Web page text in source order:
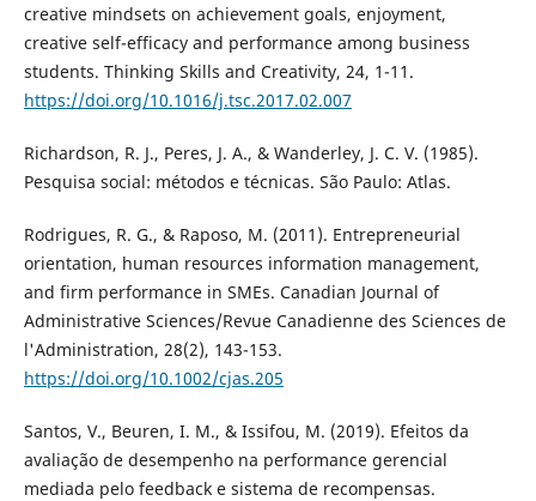
creative mindsets on achievement goals, enjoyment,
creative self-efficacy and performance among business
students. Thinking Skills and Creativity, 24, 1-11.
https://doi.org/10.1016/j.tsc.2017.02.007
Richardson, R. J., Peres, J. A., & Wanderley, J. C. V. (1985).
Pesquisa social: métodos e técnicas. São Paulo: Atlas.
Rodrigues, R. G., & Raposo, M. (2011). Entrepreneurial
orientation, human resources information management,
and firm performance in SMEs. Canadian Journal of
Administrative Sciences/Revue Canadienne des Sciences de
l'Administration, 28(2), 143-153.
https://doi.org/10.1002/cjas.205
Santos, V., Beuren, I. M., & Issifou, M. (2019). Efeitos da
avaliação de desempenho na performance gerencial
mediada pelo feedback e sistema de recompensas.